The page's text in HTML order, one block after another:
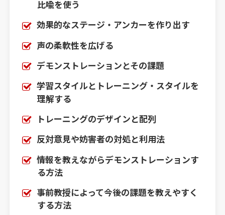
比喩を使う
効果的なステージ・アンカーを作り出す
声の柔軟性を広げる
デモンストレーションとその課題
学習スタイルとトレーニング・スタイルを
理解する
トレーニングのデザインと配列
反対意見や妨害者の対処と利用法
情報を教えながらデモンストレーションす
る方法
事前教授によって今後の課題を教えやすく
する方法